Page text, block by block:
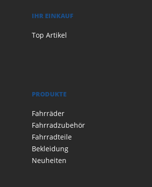
IHR EINKAUF
Top Artikel
PRODUKTE
Fahrräder
Fahrradzubehör
Fahrradteile
Bekleidung
Neuheiten